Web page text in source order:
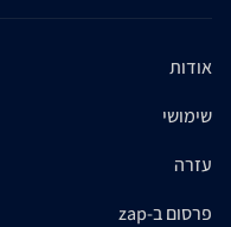
אודות
שימושי
עזרה
פרסום ב-zap